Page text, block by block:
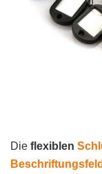
Die flexiblen
Beschriftungsfeld